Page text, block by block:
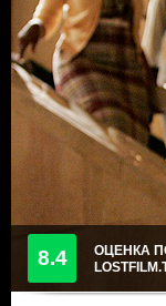
8.4
ОЦЕНКА